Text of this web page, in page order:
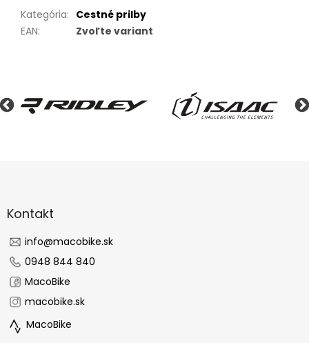
Kategória: Cestné prilby
EAN: Zvoľte variant
äKontakt
info@macobike.sk
0948 844 840
MacoBike
macobike.sk
MacoBike